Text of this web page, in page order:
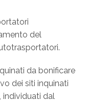
del
da bonificare
dei siti inquinati
individuati dal